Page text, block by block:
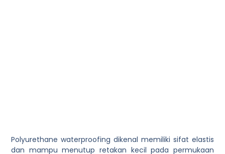
Polyurethane waterproofing dikenal memiliki sifat elastis
dan mampu menutup retakan kecil pada permukaan